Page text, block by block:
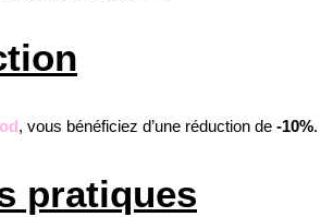
, vous bénéficiez d’une réduction de -10%.
pratiques